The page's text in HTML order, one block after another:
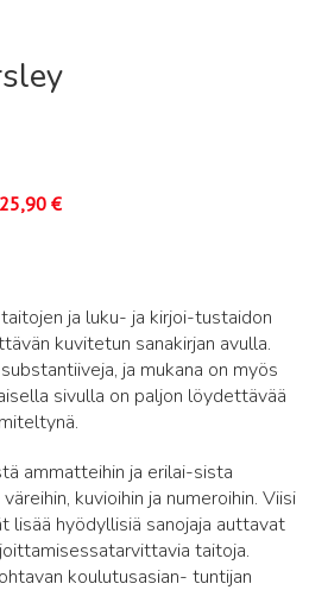
25,90 €
ja luku- ja kirjoi-tustaidon
kuvitetun sanakirjan avulla.
ja mukana on myös
sivulla on paljon löydettävää
ammatteihin ja erilai-sista
kuvioihin ja numeroihin. Viisi
lisää hyödyllisiä sanojaja auttavat
taitoja.
koulutusasian- tuntijan